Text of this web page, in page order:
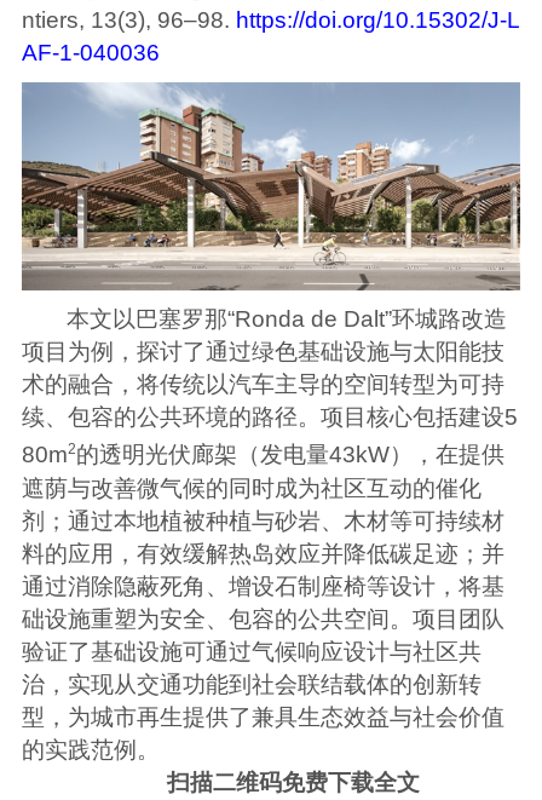
ntiers, 13(3), 96–98. https://doi.org/10.15302/J-L
AF-1-040036
本文以巴塞罗那“Ronda de Dalt”环城路改造
项目为例，探讨了通过绿色基础设施与太阳能技
术的融合，将传统以汽车主导的空间转型为可持
续、包容的公共环境的路径。项目核心包括建设5
80m2的透明光伏廊架（发电量43kW），在提供
遮荫与改善微气候的同时成为社区互动的催化
剂；通过本地植被种植与砂岩、木材等可持续材
料的应用，有效缓解热岛效应并降低碳足迹；并
通过消除隐蔽死角、增设石制座椅等设计，将基
础设施重塑为安全、包容的公共空间。项目团队
验证了基础设施可通过气候响应设计与社区共
治，实现从交通功能到社会联结载体的创新转
型，为城市再生提供了兼具生态效益与社会价值
的实践范例。
扫描二维码免费下载全文